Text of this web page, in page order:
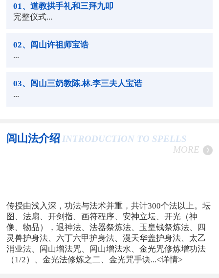
01 、道教拱手礼和三拜九叩
完整仪式...
02、闾山许祖师宝诰
...
03、闾山三奶教陈.林.李三夫人宝诰
...
闾山法介绍 INTRODUCTION TO SPELLS
MORE
传授由浅入深，功法与法术并重，共计300个法以上。坛
图、法扇、开剑指、画符程序、安神立坛、开光（神
像、物品），退神法、法器祭炼法、玉皇钱祭炼法、四
灵兽护身法、六丁六甲护身法、漫天华盖护身法、太乙
消业法、闾山增法咒、闾山增法水、金光咒修炼增功法
（1/2）、金光法修炼之二、金光咒手诀...<详情>